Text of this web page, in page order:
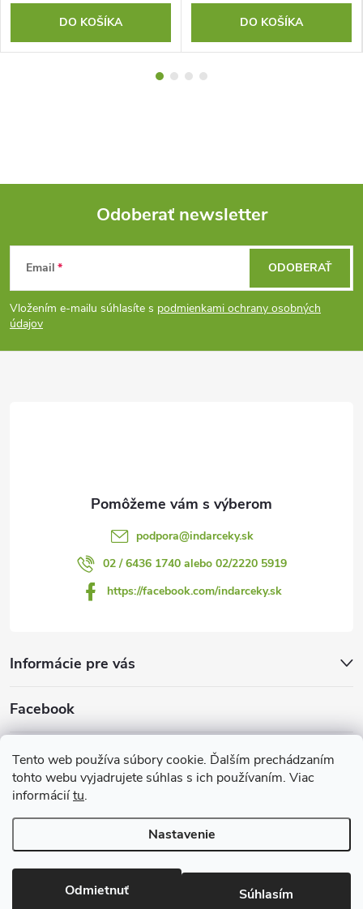
Tento web používa súbory cookie. Ďalším prechádzaním
tohto webu vyjadrujete súhlas s ich používaním. Viac
informáciítu.
Nastavenie
Odmietnuť Súhlasím
DO KOŠÍKA DO KOŠÍKA
Z
á
p
Odoberať newsletter
Email
Vložením e-mailu súhlasíte s podmienkami ochrany osobných
údajov
ODOBERAŤ
podpora@indarceky.sk
02 / 6436 1740 alebo 02/2220 5919
https://facebook.com/indarceky.sk
Informácie pre vás
Facebook
Prijímame online platby
Copyright 2026Indarčeky.sk. Všetky práva vyhradené.Upraviť
nastavenie cookies